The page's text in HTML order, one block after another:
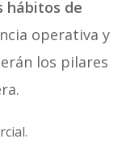
hábitos de
operativa y
los pilares